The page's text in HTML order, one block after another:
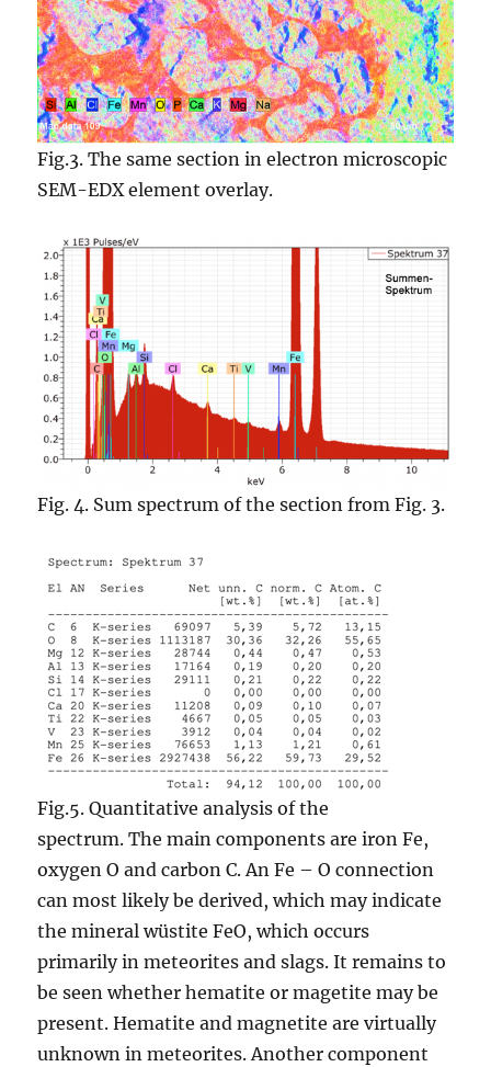
Fig.3. The same section in electron microscopic
SEM-EDX element overlay.
Fig. 4. Sum spectrum of the section from Fig. 3.
Fig.5. Quantitative analysis of the
spectrum. The main components are iron Fe,
oxygen O and carbon C. An Fe – O connection
can most likely be derived, which may indicate
the mineral wüstite FeO, which occurs
primarily in meteorites and slags. It remains to
be seen whether hematite or magetite may be
present. Hematite and magnetite are virtually
unknown in meteorites. Another component